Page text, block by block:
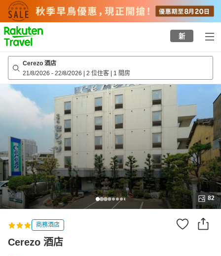
to
top
page
新
Cerezo 酒店
21/8/2026 - 22/8/2026 | 2 位住客 | 1 間房
82
商務酒店
Cerezo 酒店